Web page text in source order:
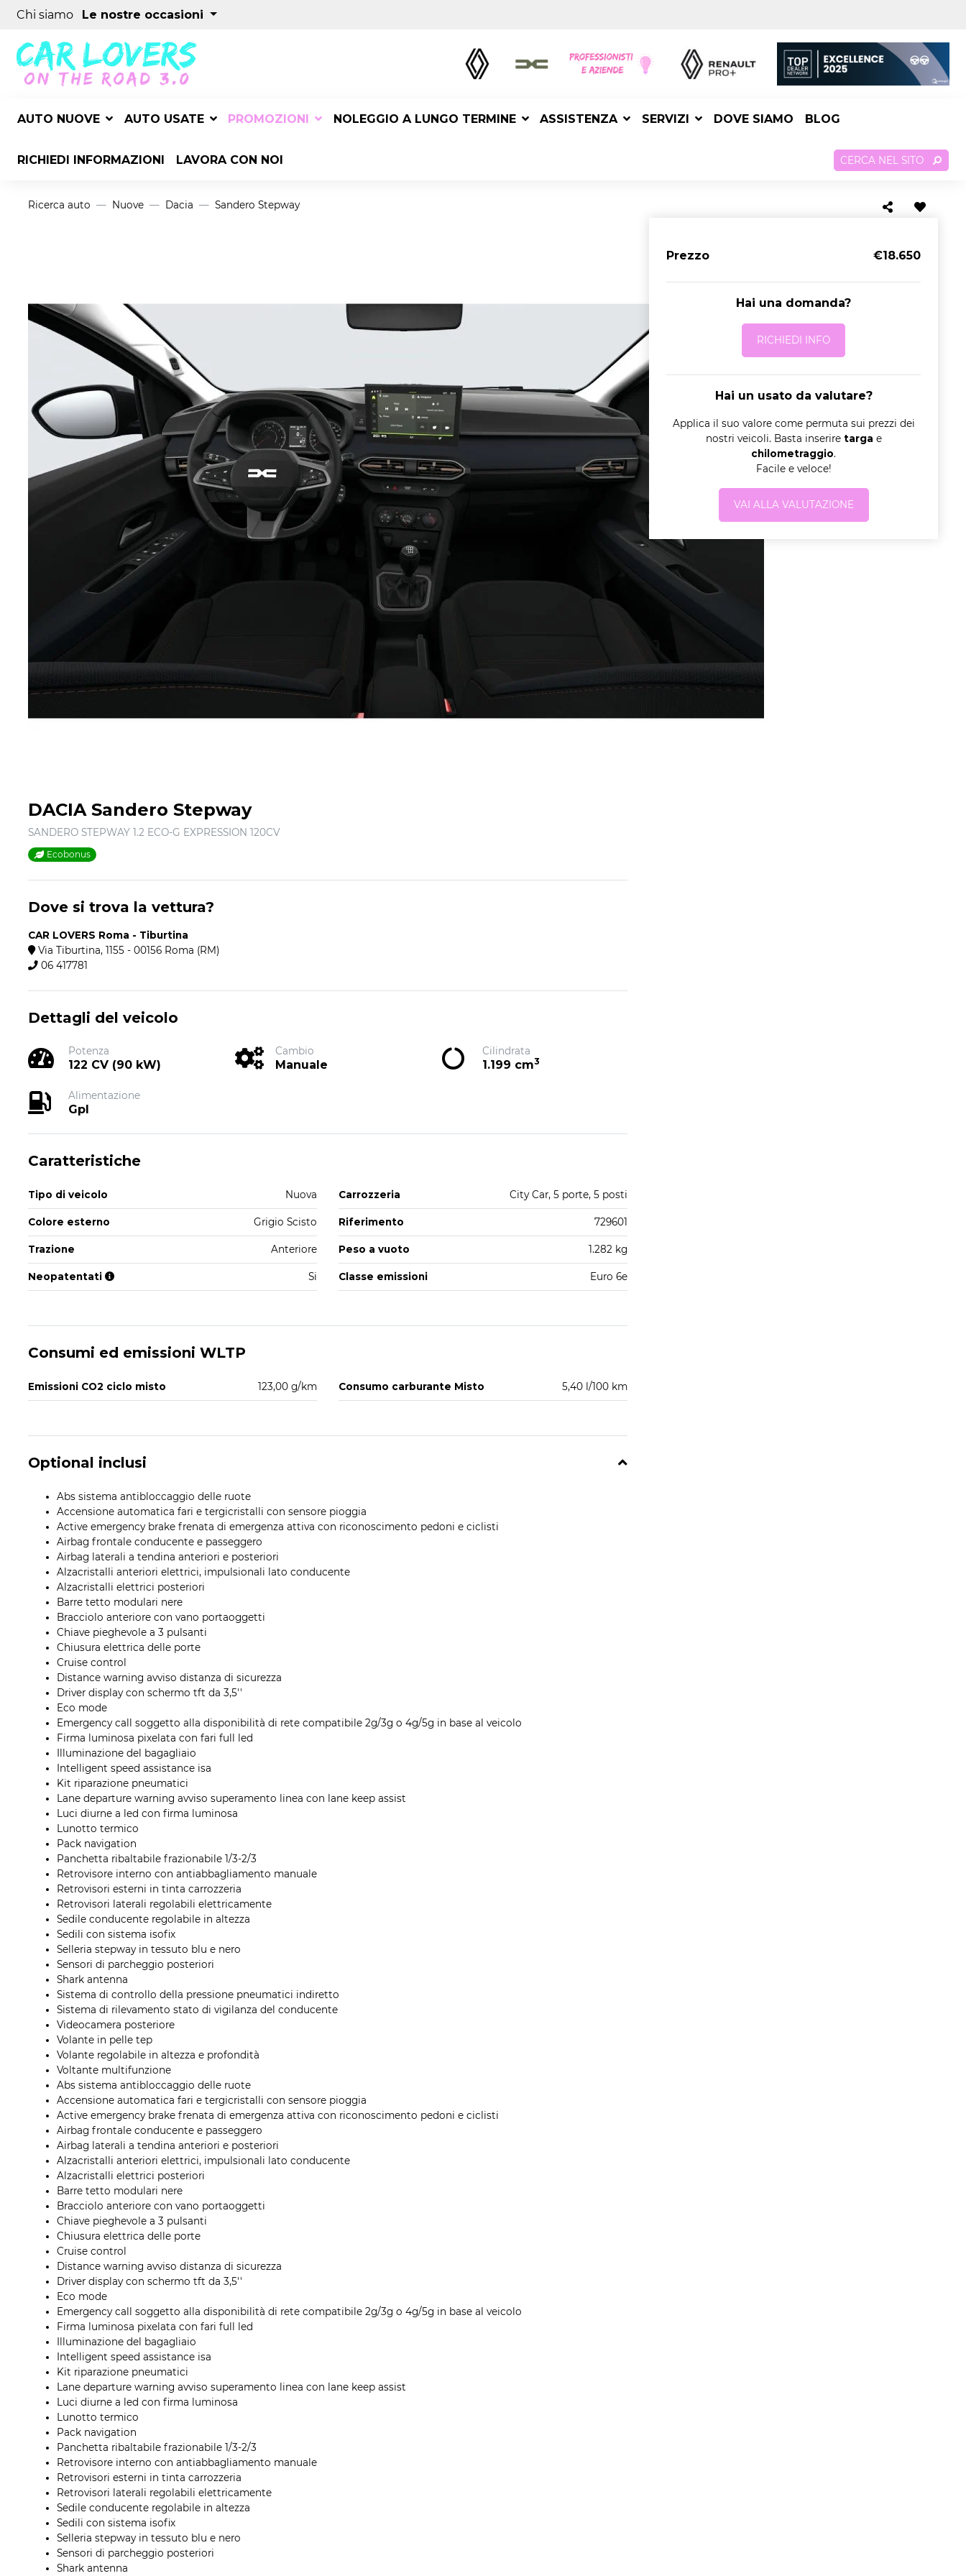
Chi siamo Le nostre occasioni
AUTO NUOVE AUTO USATE PROMOZIONI NOLEGGIO A LUNGO TERMINE ASSISTENZA SERVIZI DOVE SIAMO BLOG
RICHIEDI INFORMAZIONI LAVORA CON NOI CERCA NEL SITO
Ricerca auto Nuove Dacia Sandero Stepway
DACIA Sandero Stepway
SANDERO STEPWAY 1.2 ECO-G EXPRESSION 120CV
Ecobonus
Dove si trova la vettura?
CAR LOVERS Roma - Tiburtina
Via Tiburtina, 1155 - 00156 Roma (RM)
06 417781
Dettagli del veicolo
Potenza
122 CV (90 kW)
Cambio
Manuale
Cilindrata
1.199 cm3
Alimentazione
Gpl
Caratteristiche
Tipo di veicolo Nuova Carrozzeria City Car, 5 porte, 5 posti
Colore esterno Grigio Scisto Riferimento 729601
Trazione Anteriore Peso a vuoto 1.282 kg
Neopatentati Si Classe emissioni Euro 6e
Consumi ed emissioni WLTP
Emissioni CO2 ciclo misto 123,00 g/km Consumo carburante Misto 5,40 l/100 km
Optional inclusi
Abs sistema antibloccaggio delle ruote
Accensione automatica fari e tergicristalli con sensore pioggia
Active emergency brake frenata di emergenza attiva con riconoscimento pedoni e ciclisti
Airbag frontale conducente e passeggero
Airbag laterali a tendina anteriori e posteriori
Alzacristalli anteriori elettrici, impulsionali lato conducente
Alzacristalli elettrici posteriori
Barre tetto modulari nere
Bracciolo anteriore con vano portaoggetti
Chiave pieghevole a 3 pulsanti
Chiusura elettrica delle porte
Cruise control
Distance warning avviso distanza di sicurezza
Driver display con schermo tft da 3,5''
Eco mode
Emergency call soggetto alla disponibilità di rete compatibile 2g/3g o 4g/5g in base al veicolo
Firma luminosa pixelata con fari full led
Illuminazione del bagagliaio
Intelligent speed assistance isa
Kit riparazione pneumatici
Lane departure warning avviso superamento linea con lane keep assist
Luci diurne a led con firma luminosa
Lunotto termico
Pack navigation
Panchetta ribaltabile frazionabile 1/3-2/3
Retrovisore interno con antiabbagliamento manuale
Retrovisori esterni in tinta carrozzeria
Retrovisori laterali regolabili elettricamente
Sedile conducente regolabile in altezza
Sedili con sistema isofix
Selleria stepway in tessuto blu e nero
Sensori di parcheggio posteriori
Shark antenna
Sistema di controllo della pressione pneumatici indiretto
Sistema di rilevamento stato di vigilanza del conducente
Videocamera posteriore
Volante in pelle tep
Volante regolabile in altezza e profondità
Voltante multifunzione
Abs sistema antibloccaggio delle ruote
Accensione automatica fari e tergicristalli con sensore pioggia
Active emergency brake frenata di emergenza attiva con riconoscimento pedoni e ciclisti
Airbag frontale conducente e passeggero
Airbag laterali a tendina anteriori e posteriori
Alzacristalli anteriori elettrici, impulsionali lato conducente
Alzacristalli elettrici posteriori
Barre tetto modulari nere
Bracciolo anteriore con vano portaoggetti
Chiave pieghevole a 3 pulsanti
Chiusura elettrica delle porte
Cruise control
Distance warning avviso distanza di sicurezza
Driver display con schermo tft da 3,5''
Eco mode
Emergency call soggetto alla disponibilità di rete compatibile 2g/3g o 4g/5g in base al veicolo
Firma luminosa pixelata con fari full led
Illuminazione del bagagliaio
Intelligent speed assistance isa
Kit riparazione pneumatici
Lane departure warning avviso superamento linea con lane keep assist
Luci diurne a led con firma luminosa
Lunotto termico
Pack navigation
Panchetta ribaltabile frazionabile 1/3-2/3
Retrovisore interno con antiabbagliamento manuale
Retrovisori esterni in tinta carrozzeria
Retrovisori laterali regolabili elettricamente
Sedile conducente regolabile in altezza
Sedili con sistema isofix
Selleria stepway in tessuto blu e nero
Sensori di parcheggio posteriori
Shark antenna
Prezzo €18.650
Hai una domanda?
RICHIEDI INFO
Hai un usato da valutare?
Applica il suo valore come permuta sui prezzi dei
nostri veicoli. Basta inserire targa e
chilometraggio.
Facile e veloce!
VAI ALLA VALUTAZIONE